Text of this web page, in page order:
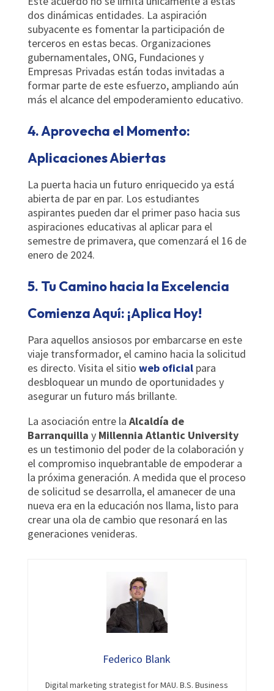
dos dinámicas entidades. La aspiración
subyacente es fomentar la participación de
terceros en estas becas. Organizaciones
gubernamentales, ONG, Fundaciones y
Empresas Privadas están todas invitadas a
formar parte de este esfuerzo, ampliando aún
más el alcance del empoderamiento educativo.
4. Aprovecha el Momento:
Aplicaciones Abiertas
La puerta hacia un futuro enriquecido ya está
abierta de par en par. Los estudiantes
aspirantes pueden dar el primer paso hacia sus
aspiraciones educativas al aplicar para el
semestre de primavera, que comenzará el 16 de
enero de 2024.
5. Tu Camino hacia la Excelencia
Comienza Aquí: ¡Aplica Hoy!
Para aquellos ansiosos por embarcarse en este
viaje transformador, el camino hacia la solicitud
es directo. Visita el sitio web oficialpara
desbloquear un mundo de oportunidades y
asegurar un futuro más brillante.
La asociación entre la Alcaldía de
Barranquilla y Millennia Atlantic University
es un testimonio del poder de la colaboración y
el compromiso inquebrantable de empoderar a
la próxima generación. A medida que el proceso
de solicitud se desarrolla, el amanecer de una
nueva era en la educación nos llama, listo para
crear una ola de cambio que resonará en las
generaciones venideras.
Federico Blank
Digital marketing strategist for MAU. B.S. Business